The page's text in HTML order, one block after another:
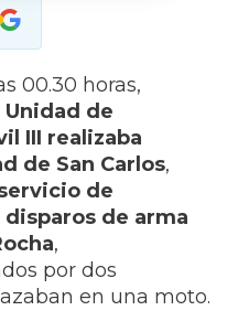
00.30 horas,
Unidad de
III realizaba
de San Carlos,
de
disparos de arma
,
por dos
en una moto.